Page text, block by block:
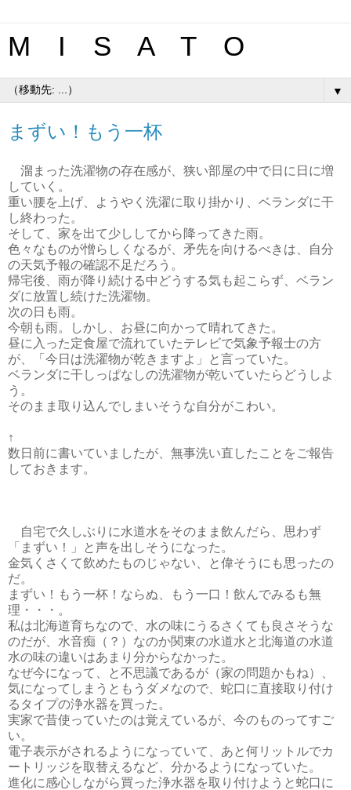
M I S A T O
▼
まずい！もう一杯
溜まった洗濯物の存在感が、狭い部屋の中で日に日に増
していく。
重い腰を上げ、ようやく洗濯に取り掛かり、ベランダに干
し終わった。
そして、家を出て少ししてから降ってきた雨。
色々なものが憎らしくなるが、矛先を向けるべきは、自分
の天気予報の確認不足だろう。
帰宅後、雨が降り続ける中どうする気も起こらず、ベラン
ダに放置し続けた洗濯物。
次の日も雨。
今朝も雨。しかし、お昼に向かって晴れてきた。
昼に入った定食屋で流れていたテレビで気象予報士の方
が、「今日は洗濯物が乾きますよ」と言っていた。
ベランダに干しっぱなしの洗濯物が乾いていたらどうしよ
う。
そのまま取り込んでしまいそうな自分がこわい。
↑
数日前に書いていましたが、無事洗い直したことをご報告
しておきます。
自宅で久しぶりに水道水をそのまま飲んだら、思わず
「まずい！」と声を出しそうになった。
金気くさくて飲めたものじゃない、と偉そうにも思ったの
だ。
まずい！もう一杯！ならぬ、もう一口！飲んでみるも無
理・・・。
私は北海道育ちなので、水の味にうるさくても良さそうな
のだが、水音痴（？）なのか関東の水道水と北海道の水道
水の味の違いはあまり分からなかった。
なぜ今になって、と不思議であるが（家の問題かもね）、
気になってしまうともうダメなので、蛇口に直接取り付け
るタイプの浄水器を買った。
実家で昔使っていたのは覚えているが、今のものってすご
い。
電子表示がされるようになっていて、あと何リットルでカ
ートリッジを取替えるなど、分かるようになっていた。
進化に感心しながら買った浄水器を取り付けようと蛇口に